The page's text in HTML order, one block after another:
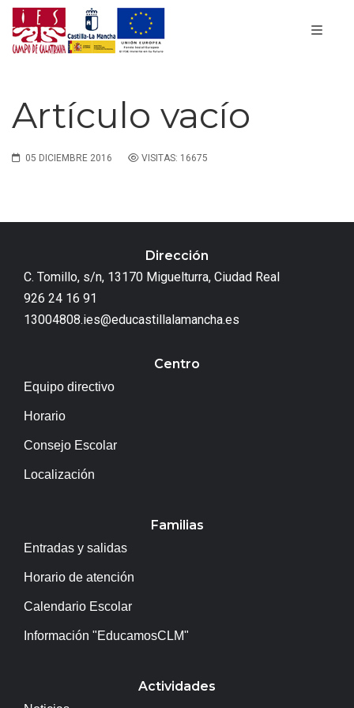
Artículo vacío
05 DICIEMBRE 2016 VISITAS: 16675
Dirección
C. Tomillo, s/n, 13170 Miguelturra, Ciudad Real
926 24 16 91
13004808.ies@educastillalamancha.es
Centro
Equipo directivo
Horario
Consejo Escolar
Localización
Familias
Entradas y salidas
Horario de atención
Calendario Escolar
Información "EducamosCLM"
Actividades